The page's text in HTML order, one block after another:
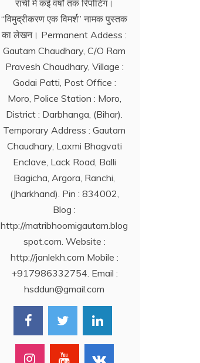
रांची में कई वर्षों तक रिर्पोटिंग।
‘‘विमुद्रीकरण एक विमर्श’’ नामक पुस्तक
का लेखन। Permanent Addess :
Gautam Chaudhary, C/O Ram
Pravesh Chaudhary, Village :
Godai Patti, Post Office :
Moro, Police Station : Moro,
District : Darbhanga, (Bihar).
Temporary Address : Gautam
Chaudhary, Laxmi Bhagvati
Enclave, Lack Road, Balli
Bagicha, Argora, Ranchi,
(Jharkhand). Pin : 834002,
Blog :
http://matribhoomigautam.blog
spot.com. Website :
http://janlekh.com Mobile :
+917986332754. Email :
hsddun@gmail.com